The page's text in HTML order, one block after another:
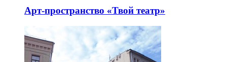
Арт-пространство «Твой театр»